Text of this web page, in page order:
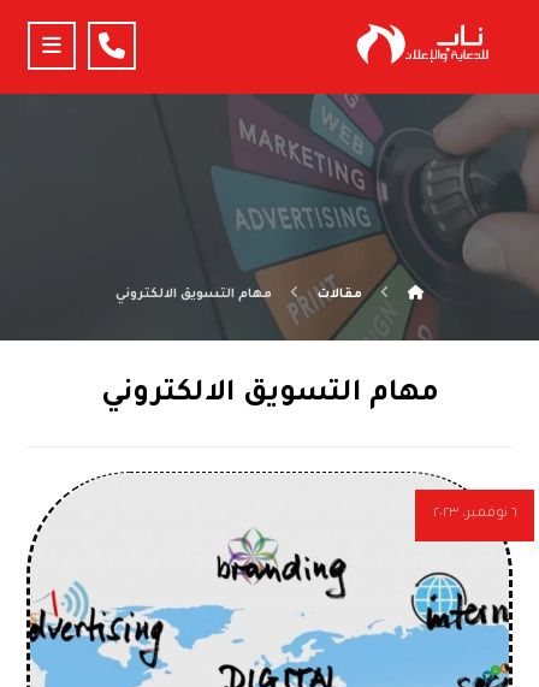
مقالات مهام التسويق الالكتروني
مهام التسويق الالكتروني
٦ نوفمبر، ٢٠٢٣